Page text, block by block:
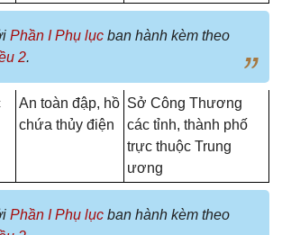
Phần I Phụ lục ban hành kèm theo
2.
An toàn đập, hồ
chứa thủy điện
Sở Công Thương
các tỉnh, thành phố
trực thuộc Trung
ương
Phần I Phụ lục ban hành kèm theo